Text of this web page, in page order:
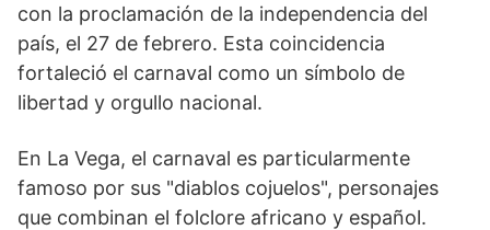
con la proclamación de la independencia del
país, el 27 de febrero. Esta coincidencia
fortaleció el carnaval como un símbolo de
libertad y orgullo nacional.
En La Vega, el carnaval es particularmente
famoso por sus "diablos cojuelos", personajes
que combinan el folclore africano y español.